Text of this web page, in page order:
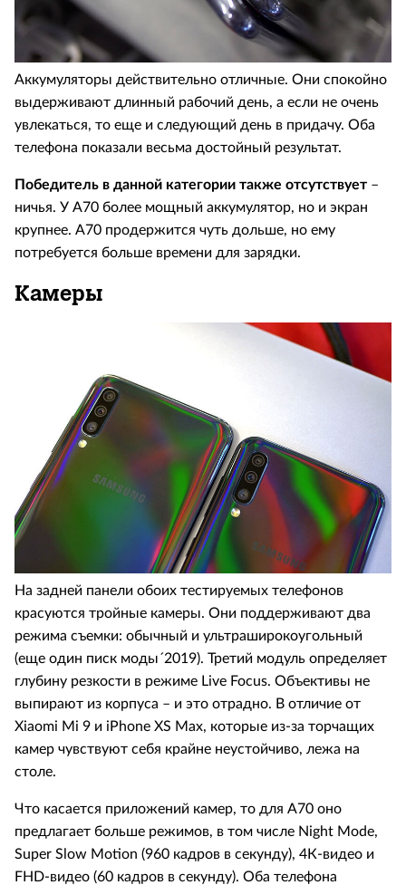
Аккумуляторы действительно отличные. Они спокойно
выдерживают длинный рабочий день, а если не очень
увлекаться, то еще и следующий день в придачу. Оба
телефона показали весьма достойный результат.
Победитель в данной категории также отсутствует –
ничья. У А70 более мощный аккумулятор, но и экран
крупнее. А70 продержится чуть дольше, но ему
потребуется больше времени для зарядки.
Камеры
На задней панели обоих тестируемых телефонов
красуются тройные камеры. Они поддерживают два
режима съемки: обычный и ультраширокоугольный
(еще один писк моды´2019). Третий модуль определяет
глубину резкости в режиме Live Focus. Объективы не
выпирают из корпуса – и это отрадно. В отличие от
Xiaomi Mi 9 и iPhone XS Max, которые из-за торчащих
камер чувствуют себя крайне неустойчиво, лежа на
столе.
Что касается приложений камер, то для А70 оно
предлагает больше режимов, в том числе Night Mode,
Super Slow Motion (960 кадров в секунду), 4К-видео и
FHD-видео (60 кадров в секунду). Оба телефона